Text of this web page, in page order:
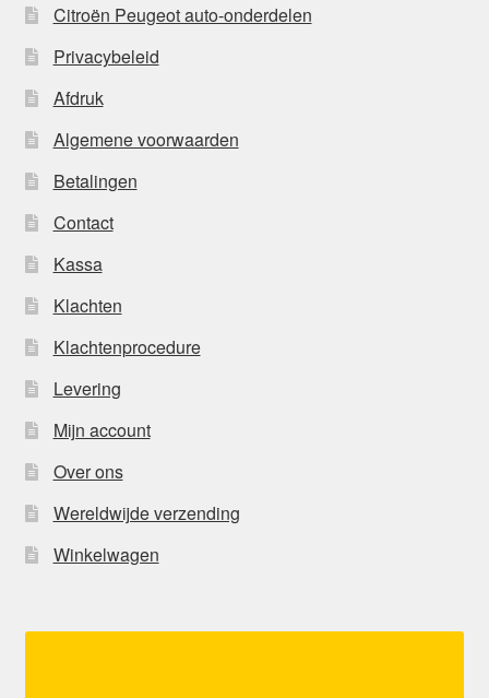
Citroën Peugeot auto-onderdelen
Privacybeleid
Afdruk
Algemene voorwaarden
Betalingen
Contact
Kassa
Klachten
Klachtenprocedure
Levering
Mijn account
Over ons
Wereldwijde verzending
Winkelwagen